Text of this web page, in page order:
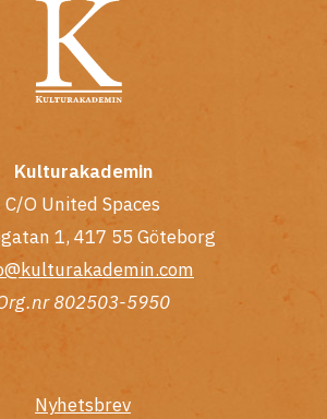
Kulturakademin
C/O United Spaces
1, 417 55 Göteborg
802503-5950
Nyhetsbrev